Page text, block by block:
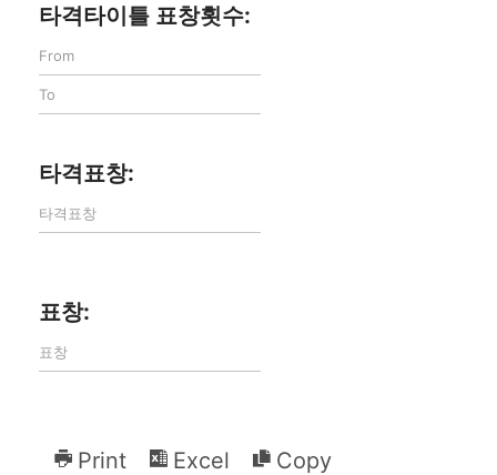
타격타이틀 표창횟수:
타격표창:
표창:
Print Excel
Copy